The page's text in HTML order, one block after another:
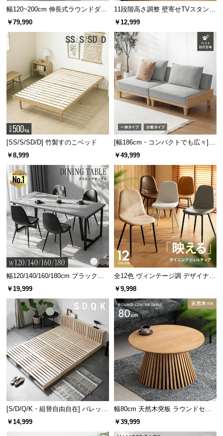
幅120~200cm 伸長式ラウンドダイ
ニングテーブル 6人掛け 天然木突
板 美しい格子デザイン
￥79,990
11段階高さ調整 壁寄せTVスタンド
キャスター付き 上下左右角度調節
￥12,999
[SS/S/SD/D] 竹製すのこベッド
￥8,999
[幅186cm・コンパクトでも広々] 3
人掛けソファベッド リクライニン
￥49,999
幅120/140/160/180cm ブラックフ
レーム ダイニング 大理石調 4人掛
￥19,999
全12色 ヴィンテージ調 デザイナー
ズシェルチェア
￥9,998
[S/D/Q/K・組替自由自在] パレット
ベッド 8/12/16枚セット
￥14,999
幅80cm 天然木突板 ラウンドセン
ターテーブル 美しい格子デザイン
￥39,999